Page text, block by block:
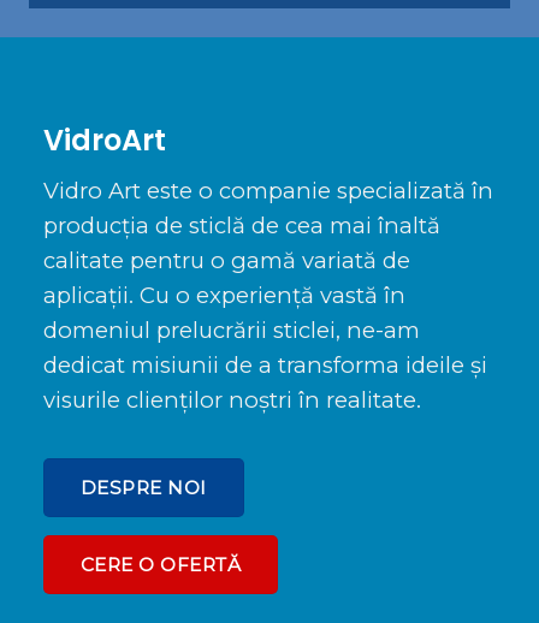
VidroArt
Vidro Art este o companie specializată în
producția de sticlă de cea mai înaltă
calitate pentru o gamă variată de
aplicații. Cu o experiență vastă în
domeniul prelucrării sticlei, ne-am
dedicat misiunii de a transforma ideile și
visurile clienților noștri în realitate.
DESPRE NOI
CERE O OFERTĂ